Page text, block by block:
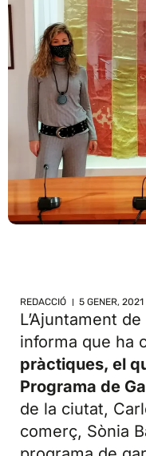
REDACCIÓ 5 GENER, 2021
L’Ajuntament
informa que ha
pràctiques, el
Programa de
de la ciutat,
comerç, Sònia